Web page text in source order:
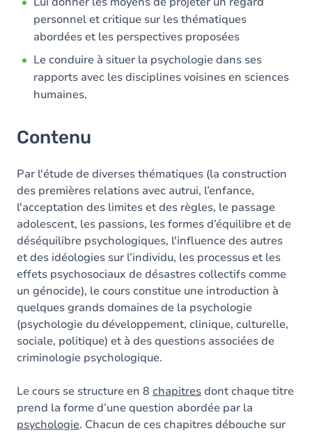
personnel et critique sur les thématiques
abordées et les perspectives proposées
Le conduire à situer la psychologie dans ses
rapports avec les disciplines voisines en sciences
humaines.
Contenu
Par l'étude de diverses thématiques (la construction
des premières relations avec autrui, l’enfance,
l'acceptation des limites et des règles, le passage
adolescent, les passions, les formes d’équilibre et de
déséquilibre psychologiques, l'influence des autres
et des idéologies sur l’individu, les processus et les
effets psychosociaux de désastres collectifs comme
un génocide), le cours constitue une introduction à
quelques grands domaines de la psychologie
(psychologie du développement, clinique, culturelle,
sociale, politique) et à des questions associées de
criminologie psychologique.
Le cours se structure en 8 chapitresdont chaque titre
prend la forme d’une question abordée par la
psychologie. Chacun de ces chapitres débouche sur